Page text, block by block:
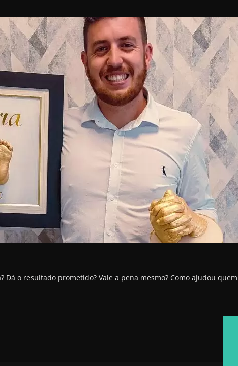
Dá o resultado prometido? Vale a pena mesmo? Como ajudou quem